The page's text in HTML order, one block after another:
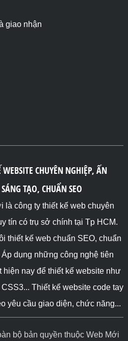
giao nhận
WEBSITE CHUYÊN NGHIỆP, ẤN
TẠO, CHUẨN SEO
là công ty thiết kế web chuyên
tín có trụ sở chính tại Tp HCM.
thiết kế web chuẩn SEO, chuẩn
dụng những công nghệ tiên
hiện nay để thiết kế website như
CSS3... Thiết kế website code tay
yêu cầu giao diện, chức năng...
bộ bản quyền thuộc Web Mới